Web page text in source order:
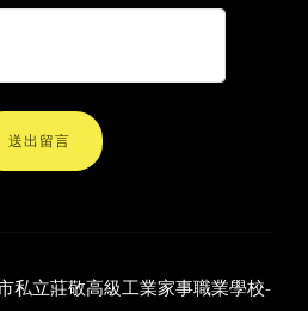
送出留言
私立莊敬高級工業家事職業學校-